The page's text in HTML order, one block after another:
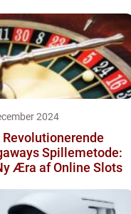
2024
Revolutionerende
Spillemetode:
Æra af Online Slots